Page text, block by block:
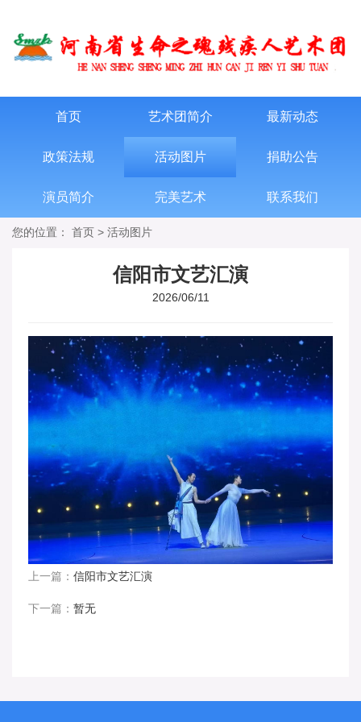
首页 艺术团简介 最新动态
政策法规 活动图片 捐助公告
演员简介 完美艺术 联系我们
您的位置： 首页 > 活动图片
信阳市文艺汇演
2026/06/11
上一篇： 信阳市文艺汇演
下一篇： 暂无